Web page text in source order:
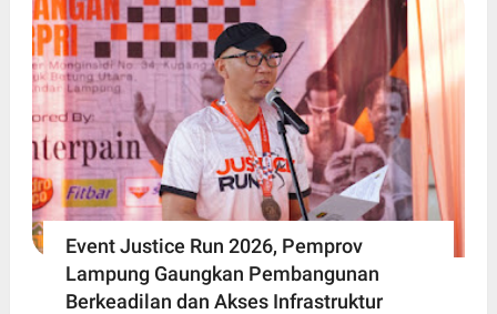
Event Justice Run 2026, Pemprov
Lampung Gaungkan Pembangunan
Berkeadilan dan Akses Infrastruktur